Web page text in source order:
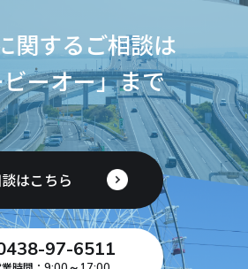
関するご相談は
ビーオー」まで
はこちら
97-6511